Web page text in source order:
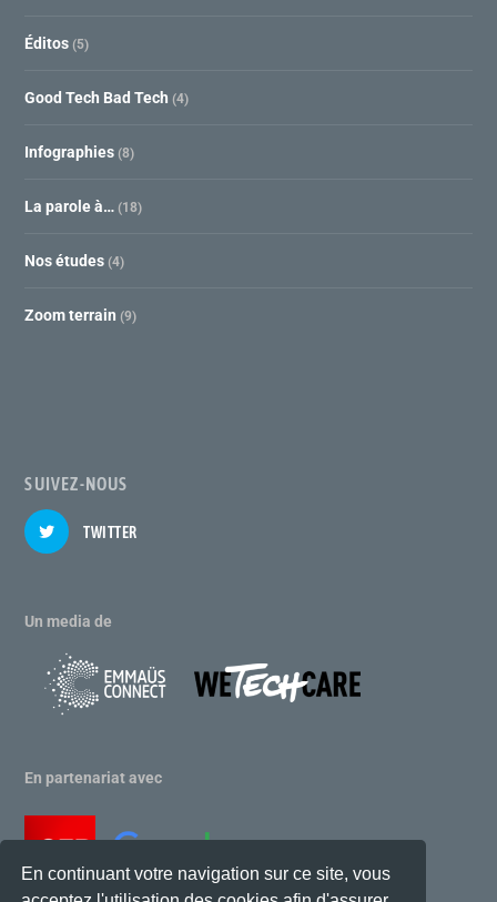
En continuant votre navigation sur ce site, vous
Éditos (5)
Good Tech Bad Tech (4)
Infographies (8)
La parole à… (18)
Nos études (4)
Zoom terrain (9)
SUIVEZ-NOUS
TWITTER
Un media de
En partenariat avec